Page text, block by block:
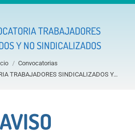
TRABAJADORES
Y NO SINDICALIZADOS
Convocatorias
TRABAJADORES SINDICALIZADOS Y…
AVISO